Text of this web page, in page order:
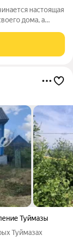
дома, а
планировка и
Туймазы
Туймазах